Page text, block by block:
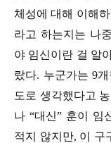
체성에 대해 이해
라고 하는지는 나
야 임신이란 걸 알
랐다. 누군가는 9
도로 생각했다고
나 “대신” 훈이 임
적지 않지만, 이 구